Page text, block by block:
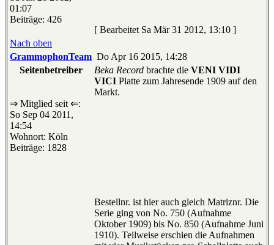
01:07
Beiträge: 426
[ Bearbeitet Sa Mär 31 2012, 13:10 ]
Nach oben
GrammophonTeam Do Apr 16 2015, 14:28
Seitenbetreiber
⇒ Mitglied seit ⇐:
So Sep 04 2011,
14:54
Wohnort: Köln
Beiträge: 1828
Beka Record brachte die VENI VIDI
VICI Platte zum Jahresende 1909 auf den
Markt.
Bestellnr. ist hier auch gleich Matriznr. Die
Serie ging von No. 750 (Aufnahme
Oktober 1909) bis No. 850 (Aufnahme Juni
1910). Teilweise erschien die Aufnahmen